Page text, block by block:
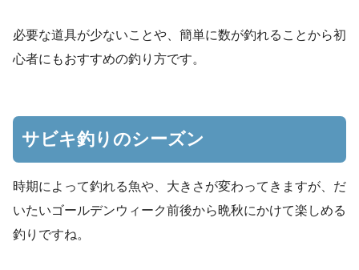
必要な道具が少ないことや、簡単に数が釣れることから初
心者にもおすすめの釣り方です。
サビキ釣りのシーズン
時期によって釣れる魚や、大きさが変わってきますが、だ
いたいゴールデンウィーク前後から晩秋にかけて楽しめる
釣りですね。